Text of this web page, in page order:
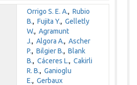
Orrigo S. E. A.,Rubio
B.,Fujita Y.,Gelletly
W.,Agramunt
J.,Algora A.,Ascher
P.,Bilgier B.,Blank
B.,Cáceres L.,Cakirli
R. B.,Ganioglu
E.,Gerbaux